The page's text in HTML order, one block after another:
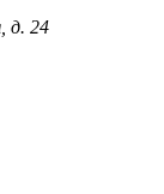
д. 24